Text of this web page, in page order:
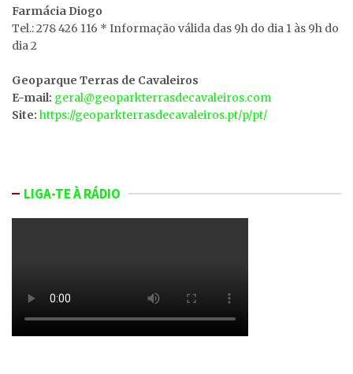
Farmácia Diogo
Tel.: 278 426 116 * Informação válida das 9h do dia 1 às 9h do
dia 2
Geoparque Terras de Cavaleiros
E-mail: geral@geoparkterrasdecavaleiros.com
Site: https://geoparkterrasdecavaleiros.pt/p/pt/
LIGA-TE À RÁDIO